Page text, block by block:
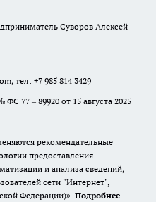
Суворов Алексей
, тел: +7 985 814 3429
77 – 89920 от 15 августа 2025
рекомендательные
предоставления
и анализа сведений,
сети "Интернет",
Федерации)». Подробнее